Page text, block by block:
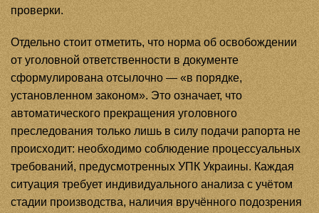
проверки.
Отдельно стоит отметить, что норма об освобождении
от уголовной ответственности в документе
сформулирована отсылочно — «в порядке,
установленном законом». Это означает, что
автоматического прекращения уголовного
преследования только лишь в силу подачи рапорта не
происходит: необходимо соблюдение процессуальных
требований, предусмотренных УПК Украины. Каждая
ситуация требует индивидуального анализа с учётом
стадии производства, наличия вручённого подозрения